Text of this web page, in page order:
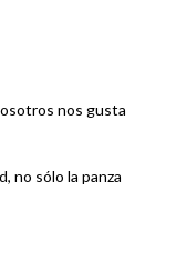
nos gusta
no sólo la panza